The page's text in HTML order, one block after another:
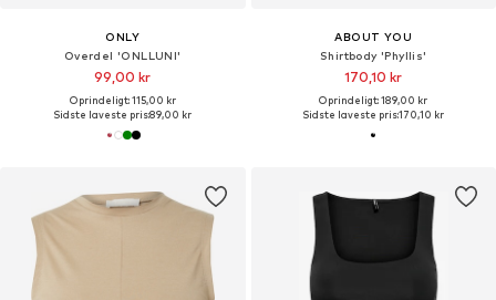
ONLY
Overdel 'ONLLUNI'
99,00 kr
Oprindeligt: 115,00 kr
Sidste laveste pris:89,00 kr
ABOUT YOU
Shirtbody 'Phyllis'
170,10 kr
Oprindeligt: 189,00 kr
Sidste laveste pris:170,10 kr